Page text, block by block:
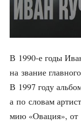
В 1990‑е годы
на зва­ние
В 1997 году
а по сло­вам
мию «Ова­ция», от